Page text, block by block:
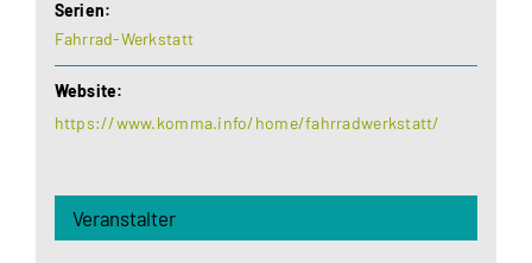
Serien:
Fahrrad-Werkstatt
Website:
https://www.komma.info/home/fahrradwerkstatt/
Veranstalter